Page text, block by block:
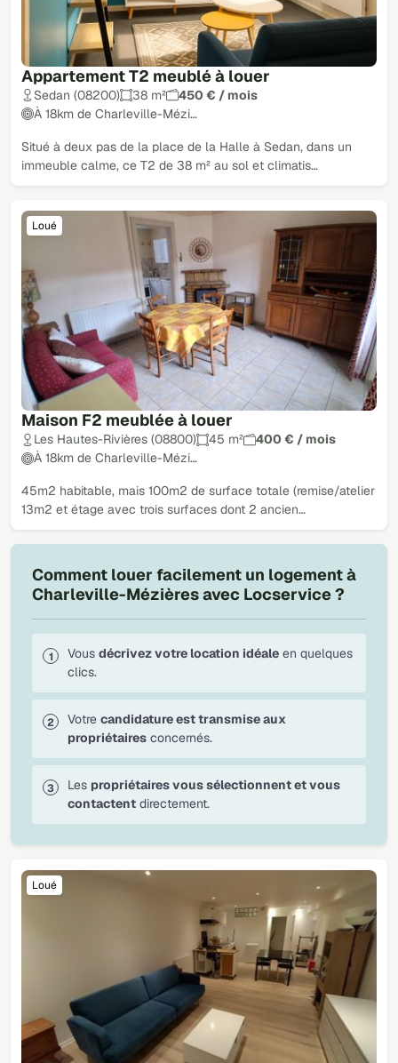
Appartement T2 meublé à louer
Sedan (08200) 38 m²
450 € / mois
À 18km de Charleville-Mézi…
Situé à deux pas de la place de la Halle à Sedan, dans un
immeuble calme, ce T2 de 38 m² au sol et climatis…
Maison F2 meublée à louer
Loué
Les Hautes-Rivières (08800) 45 m²
400 € / mois
À 18km de Charleville-Mézi…
45m2 habitable, mais 100m2 de surface totale (remise/atelier
13m2 et étage avec trois surfaces dont 2 ancien…
Loué
Comment louer facilement un logement à
Charleville-Mézières avec Locservice ?
Vous décrivez votre location idéale en quelques
clics.
Votre candidature est transmise aux
propriétaires concernés.
Les propriétaires vous sélectionnent et vous
contactent directement.